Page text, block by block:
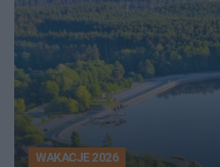
WAKACJE 2026